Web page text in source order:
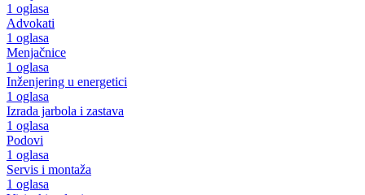
1 oglasa
Advokati
1 oglasa
Menjačnice
1 oglasa
Inženjering u energetici
1 oglasa
Izrada jarbola i zastava
1 oglasa
Podovi
1 oglasa
Servis i montaža
1 oglasa